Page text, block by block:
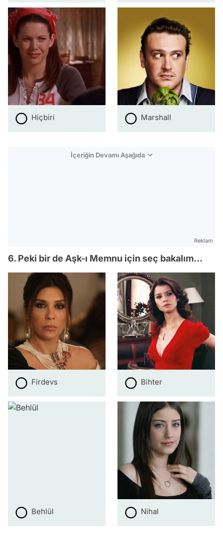
Hiçbiri Marshall
İçeriğin Devamı Aşağıda
Reklam
6. Peki bir de Aşk-ı Memnu için seç bakalım...
Firdevs Bihter
Behlül Nihal